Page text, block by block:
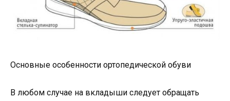
Основные особенности ортопедической обуви
В любом случае на вкладыши следует обращать